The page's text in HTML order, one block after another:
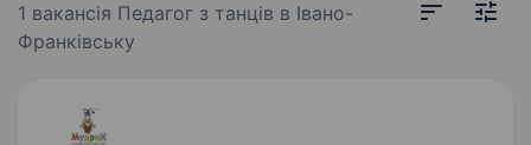
1 вакансія Педагог з танців в Івано-
Франківську